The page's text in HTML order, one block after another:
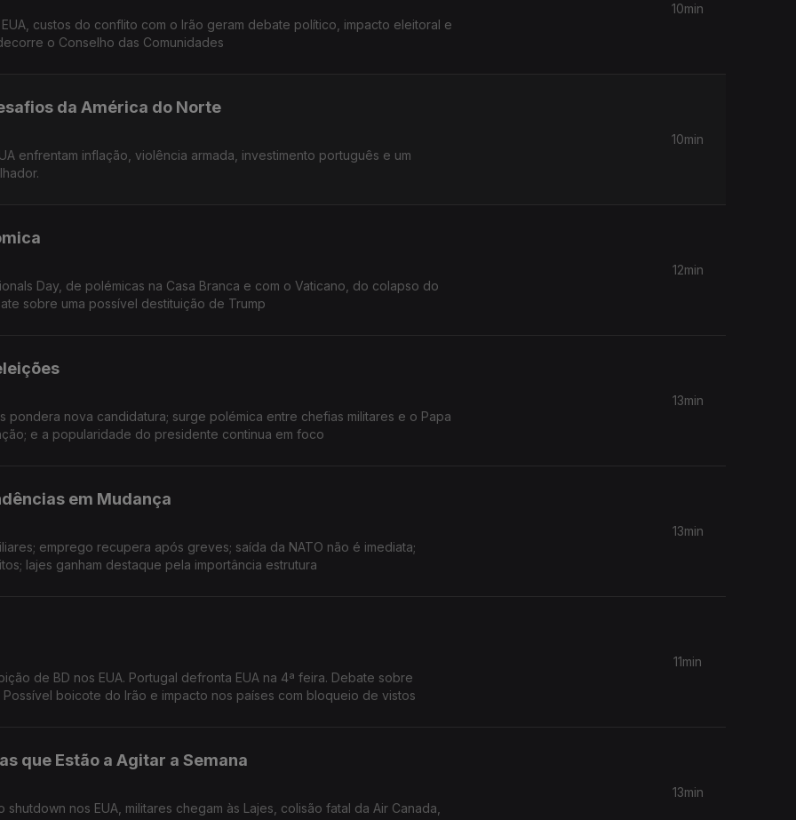
custos do conflito com o Irão geram debate político, impacto eleitoral e
o Conselho das Comunidades
10min
da América do Norte
enfrentam inflação, violência armada, investimento português e um
10min
Day, de polémicas na Casa Branca e com o Vaticano, do colapso do
sobre uma possível destituição de Trump
12min
pondera nova candidatura; surge polémica entre chefias militares e o Papa
e a popularidade do presidente continua em foco
13min
em Mudança
emprego recupera após greves; saída da NATO não é imediata;
lajes ganham destaque pela importância estrutura
13min
de BD nos EUA. Portugal defronta EUA na 4ª feira. Debate sobre
boicote do Irão e impacto nos países com bloqueio de vistos
11min
que Estão a Agitar a Semana
nos EUA, militares chegam às Lajes, colisão fatal da Air Canada,
13min